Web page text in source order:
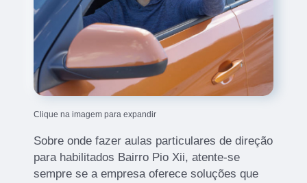
Clique na imagem para expandir
Sobre onde fazer aulas particulares de direção
para habilitados Bairro Pio Xii, atente-se
sempre se a empresa oferece soluções que